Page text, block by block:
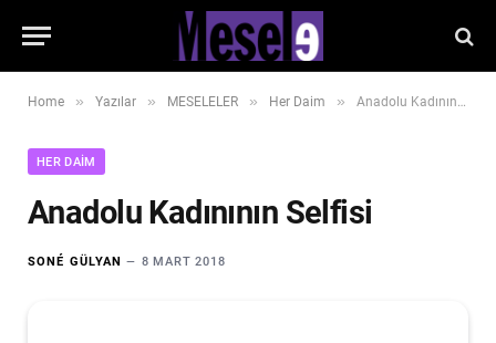
Home » Yazılar » MESELELER » Her Daim » Anadolu Kadınının Selfisi
HER DAIM
Anadolu Kadınının Selfisi
SONÉ GÜLYAN 8 MART 2018